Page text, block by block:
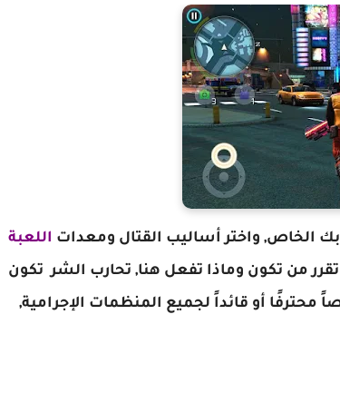
اللعبة
من تكون وماذا تفعل هنا, تحارب الشر تكون
محترفًا أو قائداً لجميع المنظمات الإجرامية,